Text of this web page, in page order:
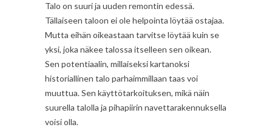
Talo on suuri ja uuden remontin edessä.
Tällaiseen taloon ei ole helpointa löytää ostajaa.
Mutta eihän oikeastaan tarvitse löytää kuin se
yksi, joka näkee talossa itselleen sen oikean.
Sen potentiaalin, millaiseksi kartanoksi
historiallinen talo parhaimmillaan taas voi
muuttua. Sen käyttötarkoituksen, mikä näin
suurella talolla ja pihapiirin navettarakennuksella
voisi olla.